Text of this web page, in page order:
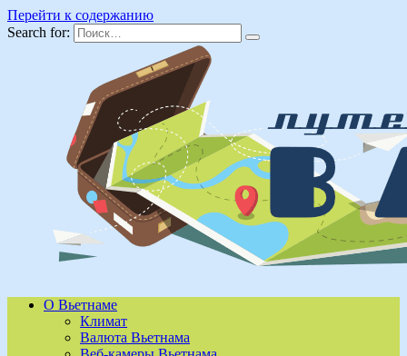
Перейти к содержанию
Search for:
О Вьетнаме
Климат
Валюта Вьетнама